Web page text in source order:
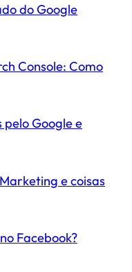
do Google
Console: Como
pelo Google e
e coisas
Facebook?